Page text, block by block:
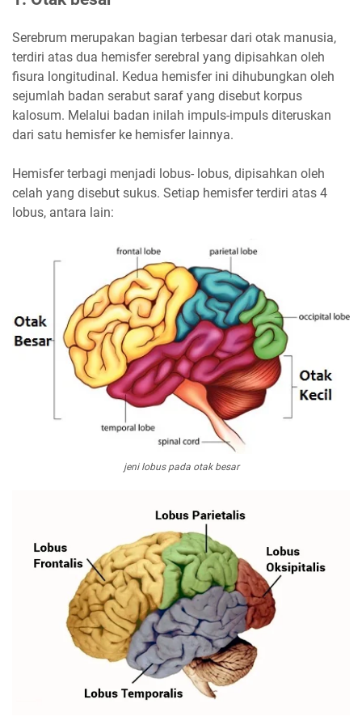
Serebrum merupakan bagian terbesar dari otak manusia,
terdiri atas dua hemisfer serebral yang dipisahkan oleh
fisura longitudinal. Kedua hemisfer ini dihubungkan oleh
sejumlah badan serabut saraf yang disebut korpus
kalosum. Melalui badan inilah impuls-impuls diteruskan
dari satu hemisfer ke hemisfer lainnya.
Hemisfer terbagi menjadi lobus- lobus, dipisahkan oleh
celah yang disebut sukus. Setiap hemisfer terdiri atas 4
lobus, antara lain:
jeni lobus pada otak besar